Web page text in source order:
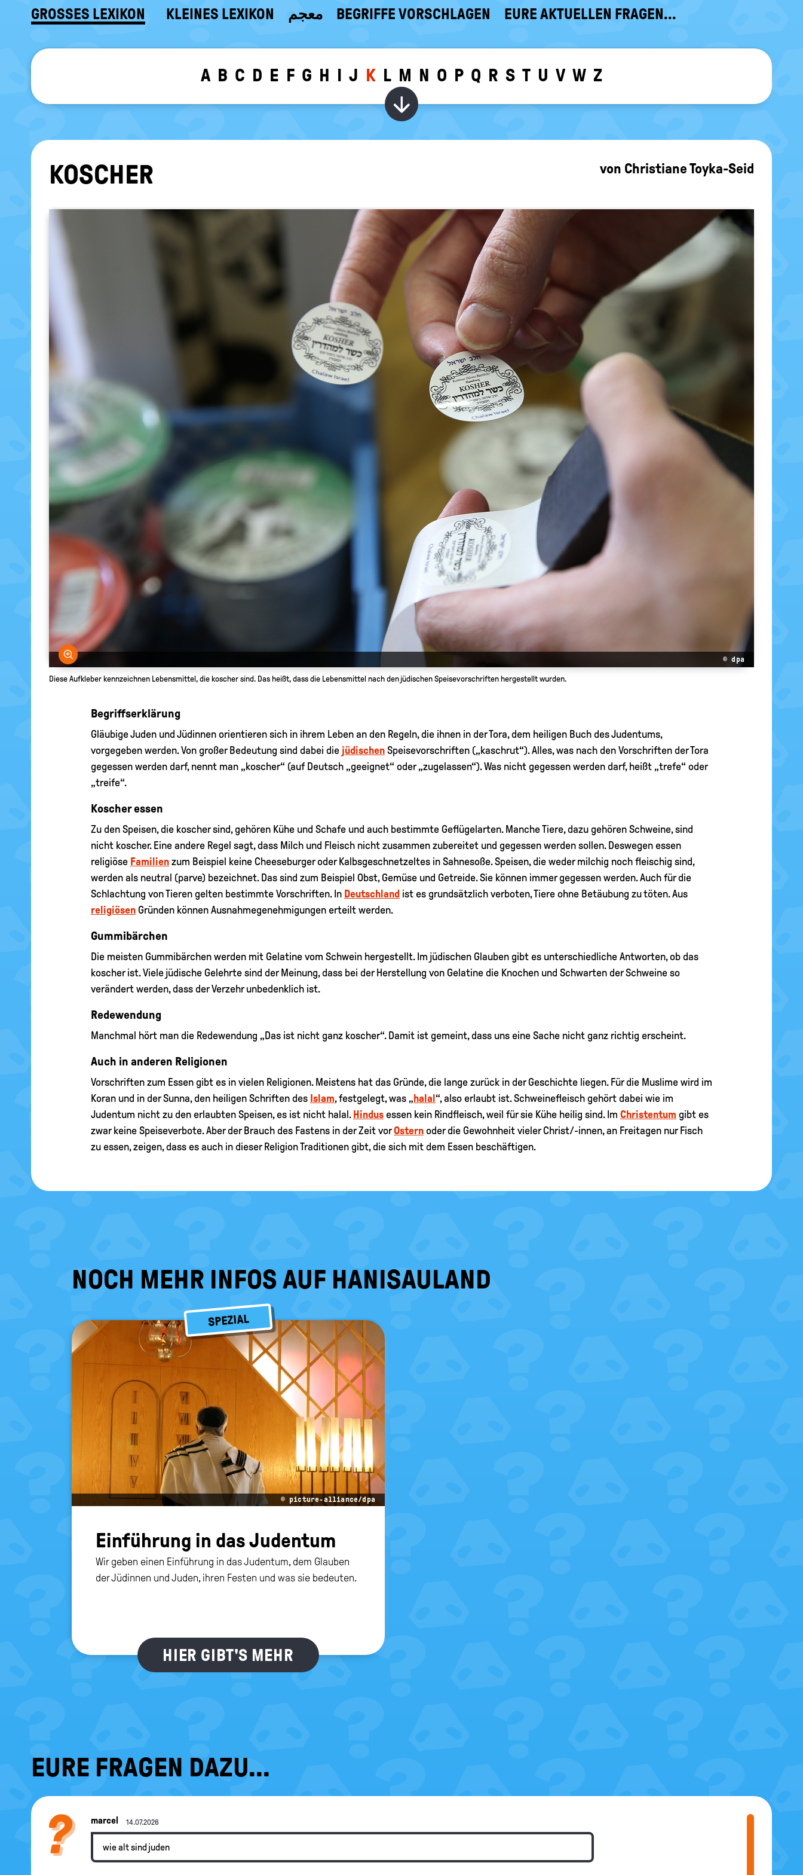
GROSSES LEXIKON KLEINES LEXIKON معجم BEGRIFFE VORSCHLAGEN EURE AKTUELLEN FRAGEN...
A B C D E F G H I J K L M N O P Q R S T U V W Z
Wörter zu dem gewählten Buchstaben ein-/
KO­SCHER von Christiane Toyka-Seid
Bild vergrößern
© dpa
Diese Aufkleber kennzeichnen Lebensmittel, die koscher sind. Das heißt, dass die Lebensmittel nach den jüdischen Speisevorschriften hergestellt wurden.
Begriffserklärung
Gläubige Juden und Jüdinnen orientieren sich in ihrem Leben an den Regeln, die ihnen in der Tora, dem heiligen Buch des Judentums,
vorgegeben werden. Von großer Bedeutung sind dabei die jüdischen Speisevorschriften („kaschrut“). Alles, was nach den Vorschriften der Tora
gegessen werden darf, nennt man „koscher“ (auf Deutsch „geeignet“ oder „zugelassen“). Was nicht gegessen werden darf, heißt „trefe“ oder
„treife“.
Koscher essen
Zu den Speisen, die koscher sind, gehören Kühe und Schafe und auch bestimmte Geflügelarten. Manche Tiere, dazu gehören Schweine, sind
nicht koscher. Eine andere Regel sagt, dass Milch und Fleisch nicht zusammen zubereitet und gegessen werden sollen. Deswegen essen
religiöse Familien zum Beispiel keine Cheeseburger oder Kalbsgeschnetzeltes in Sahnesoße. Speisen, die weder milchig noch fleischig sind,
werden als neutral (parve) bezeichnet. Das sind zum Beispiel Obst, Gemüse und Getreide. Sie können immer gegessen werden. Auch für die
Schlachtung von Tieren gelten bestimmte Vorschriften. In Deutschland ist es grundsätzlich verboten, Tiere ohne Betäubung zu töten. Aus
religiösen Gründen können Ausnahmegenehmigungen erteilt werden.
Gummibärchen
Die meisten Gummibärchen werden mit Gelatine vom Schwein hergestellt. Im jüdischen Glauben gibt es unterschiedliche Antworten, ob das
koscher ist. Viele jüdische Gelehrte sind der Meinung, dass bei der Herstellung von Gelatine die Knochen und Schwarten der Schweine so
verändert werden, dass der Verzehr unbedenklich ist.
Redewendung
Manchmal hört man die Redewendung „Das ist nicht ganz koscher“. Damit ist gemeint, dass uns eine Sache nicht ganz richtig erscheint.
Auch in anderen Religionen
Vorschriften zum Essen gibt es in vielen Religionen. Meistens hat das Gründe, die lange zurück in der Geschichte liegen. Für die Muslime wird im
Koran und in der Sunna, den heiligen Schriften des Islam, festgelegt, was „halal“, also erlaubt ist. Schweinefleisch gehört dabei wie im
Judentum nicht zu den erlaubten Speisen, es ist nicht halal. Hindus essen kein Rindfleisch, weil für sie Kühe heilig sind. Im Christentum gibt es
zwar keine Speiseverbote. Aber der Brauch des Fastens in der Zeit vorOstern oder die Gewohnheit vieler Christ/-innen, an Freitagen nur Fisch
zu essen, zeigen, dass es auch in dieser Religion Traditionen gibt, die sich mit dem Essen beschäftigen.
EURE FRAGEN DAZU...
marcel 14.07.2026
wie alt sind juden
NOCH MEHR INFOS AUF HANISAULAND
SPEZIAL
© picture-alliance/dpa
Ein­füh­rung in das Ju­den­tum
Wir geben einen Einführung in das Judentum, dem Glauben
der Jüdinnen und Juden, ihren Festen und was sie bedeuten.
HIER GIBT'S MEHR